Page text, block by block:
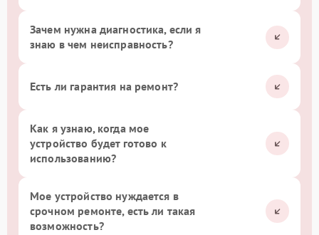
Зачем нужна диагностика, если я
знаю в чем неисправность?
Есть ли гарантия на ремонт?
Как я узнаю, когда мое
устройство будет готово к
использованию?
Мое устройство нуждается в
срочном ремонте, есть ли такая
возможность?